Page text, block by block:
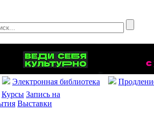
Электронная библиотека
Курсы Запись на
Выставки